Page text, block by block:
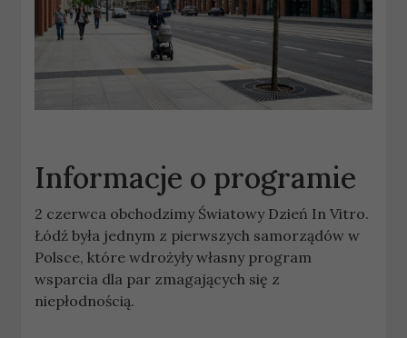
Informacje o programie
2 czerwca obchodzimy Światowy Dzień In Vitro.
Łódź była jednym z pierwszych samorządów w
Polsce, które wdrożyły własny program
wsparcia dla par zmagających się z
niepłodnością.